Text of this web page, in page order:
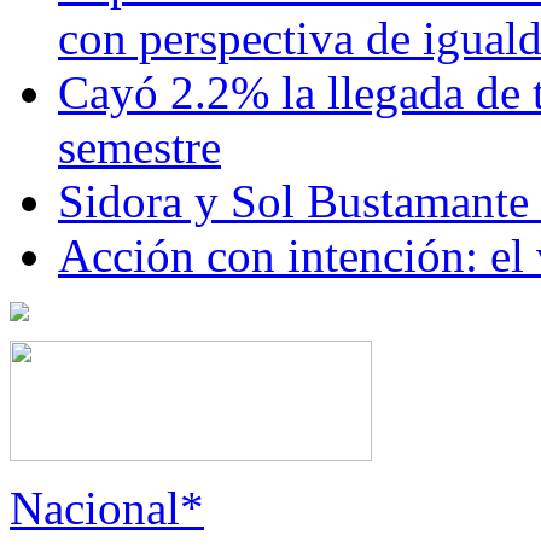
con perspectiva de
Cayó 2.2% la llegada de
semestre
Sidora y Sol
Acción con intención: el
Nacional*